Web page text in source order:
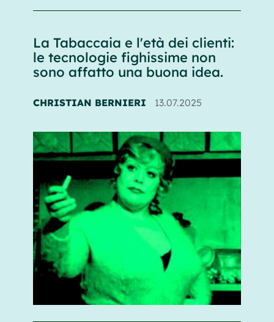
La Tabaccaia e l'età dei clienti:
le tecnologie fighissime non
sono affatto una buona idea.
CHRISTIAN BERNIERI 13.07.2025